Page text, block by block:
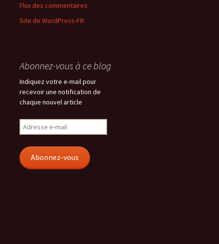
Flux des commentaires
Site de WordPress-FR
Abonnez-vous à ce blog
Indiquez votre e-mail pour
recevoir une notification de
chaque nouvel article
Adresse
e-
Abonnez-vous